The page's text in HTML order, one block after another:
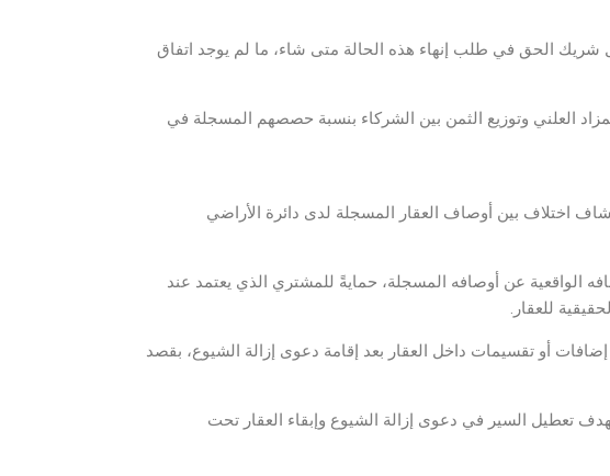
شريك الحق في طلب إنهاء هذه الحالة متى شاء، ما لم يوجد اتفاق
العلني وتوزيع الثمن بين الشركاء بنسبة حصصهم المسجلة في
اختلاف بين أوصاف العقار المسجلة لدى دائرة الأراضي
الواقعية عن أوصافه المسجلة، حمايةً للمشتري الذي يعتمد عند
للعقار.
أو تقسيمات داخل العقار بعد إقامة دعوى إزالة الشيوع، بقصد
تعطيل السير في دعوى إزالة الشيوع وإبقاء العقار تحت